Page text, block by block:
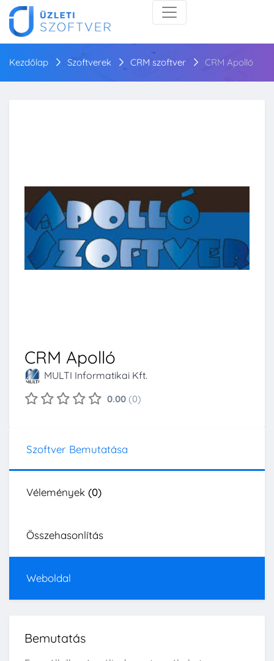
Kezdőlap Szoftverek CRM szoftver CRM Apolló
CRM Apolló
MULTI Informatikai Kft.
0.00 (0)
Szoftver Bemutatása
Vélemények (0)
Összehasonlítás
Weboldal
Bemutatás